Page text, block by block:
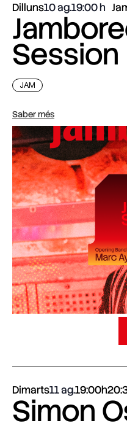
Dilluns10 ag.19:00
Session
JAM
Saber més
Dimarts11 ag.19:00h
Simon